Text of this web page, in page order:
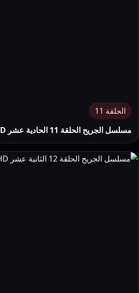
الحلقة 11
مسلسل الجريح الحلقة 11 الحادية عشر HD